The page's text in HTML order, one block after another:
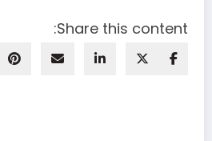
Share this content: